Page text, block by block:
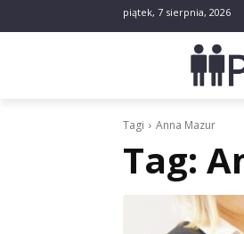
piątek, 7 sierpnia, 2026
Tagi Anna Mazur
Tag: